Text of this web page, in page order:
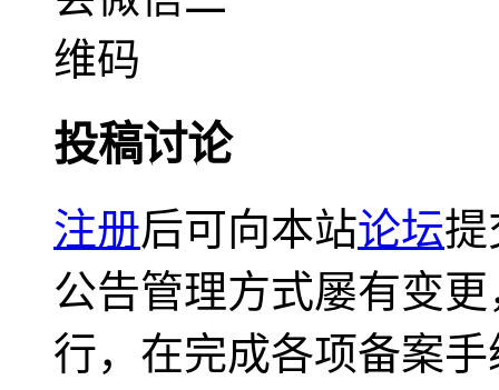
投稿讨论
注册后可向本站论坛提
公告管理方式屡有变
行，在完成各项备案